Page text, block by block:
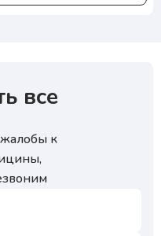
все
жалобы к